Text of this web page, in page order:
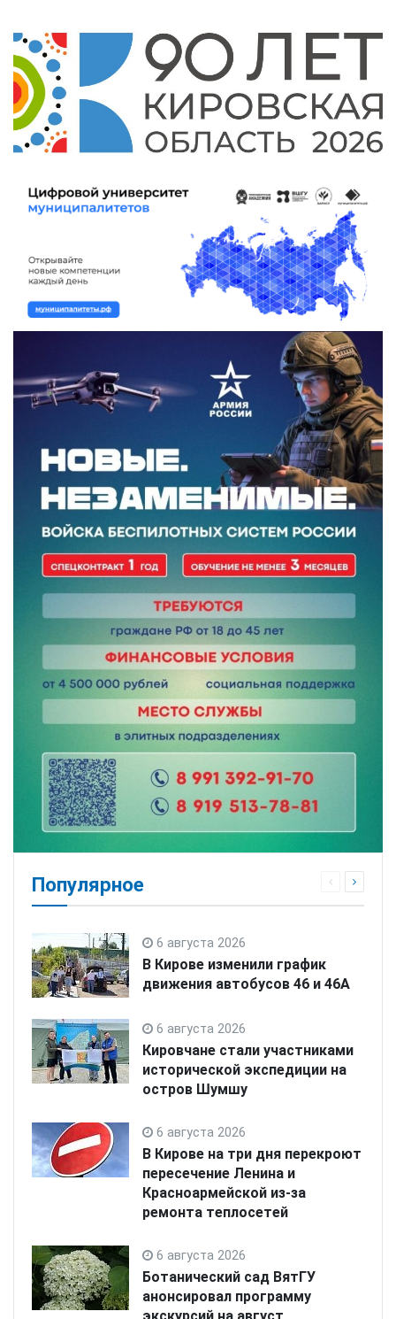
Популярное
6 августа 2026
В Кирове изменили график
движения автобусов 46 и 46А
6 августа 2026
Кировчане стали участниками
исторической экспедиции на
остров Шумшу
6 августа 2026
В Кирове на три дня перекроют
пересечение Ленина и
Красноармейской из-за
ремонта теплосетей
6 августа 2026
Ботанический сад ВятГУ
анонсировал программу
экскурсий на август